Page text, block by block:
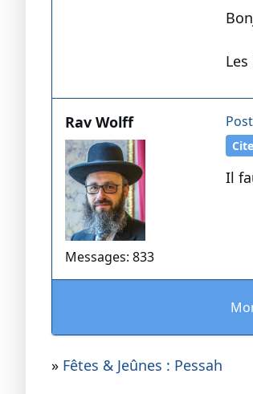
Rav Wolff
Messages: 833
Il
» Fêtes & Jeûnes : Pessah